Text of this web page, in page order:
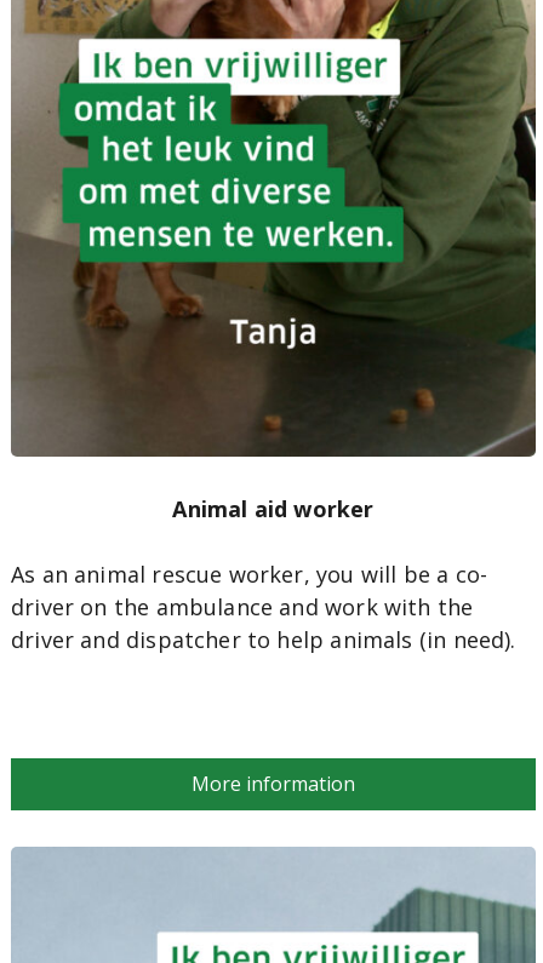
Animal aid worker
As an animal rescue worker, you will be a co-
driver on the ambulance and work with the
driver and dispatcher to help animals (in need).
More information